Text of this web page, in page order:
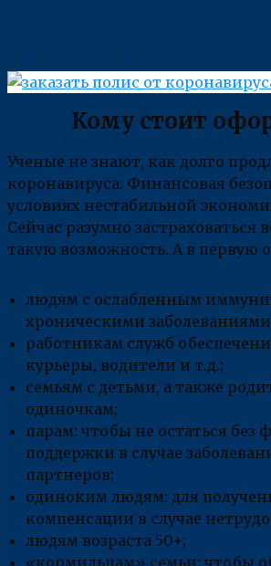
Кому стоит
Ученые не знают, как долго
коронавируса. Финансовая
условиях нестабильной
Сейчас разумно застраховаться
такую возможность. А в первую
людям с ослабленным
хроническими
работникам служб
курьеры, водители и т.д.;
семьям с детьми, а также
одиночкам;
парам: чтобы не остаться без
поддержки в случае
партнеров;
одиноким людям: для
компенсации в случае
людям возраста 50+;